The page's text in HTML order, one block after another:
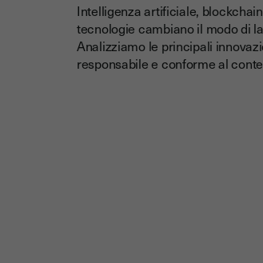
Intelligenza artificiale,
tecnologie cambiano il modo di
Analizziamo le principali
responsabile e conforme al